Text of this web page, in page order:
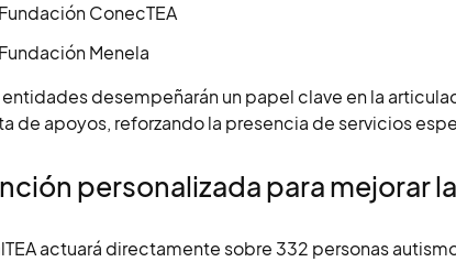
Fundación ConecTEA
Fundación Menela
entidades desempeñarán un papel clave en la
de apoyos, reforzando la presencia de servicios
personalizada para mejorar
actuará directamente sobre 332 personas